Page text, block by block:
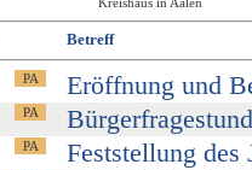
Betreff
Eröffnung und
Feststellung des